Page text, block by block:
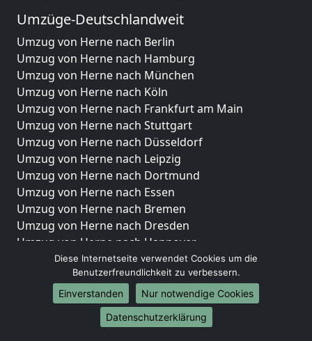
Umzüge-Deutschlandweit
Umzug von Herne nach Berlin
Umzug von Herne nach Hamburg
Umzug von Herne nach München
Umzug von Herne nach Köln
Umzug von Herne nach Frankfurt am Main
Umzug von Herne nach Stuttgart
Umzug von Herne nach Düsseldorf
Umzug von Herne nach Leipzig
Umzug von Herne nach Dortmund
Umzug von Herne nach Essen
Umzug von Herne nach Bremen
Umzug von Herne nach Dresden
Umzug von Herne nach Hannover
Umzug von Herne nach Nürnberg
Umzug von Herne nach Duisburg
Umzug von Herne nach Bochum
Umzug von Herne nach Wuppertal
Umzug von Herne nach Bielefeld
Diese Internetseite verwendet Cookies um die
Benutzerfreundlichkeit zu verbessern.
Einverstanden
Nur notwendige Cookies
Datenschutzerklärung